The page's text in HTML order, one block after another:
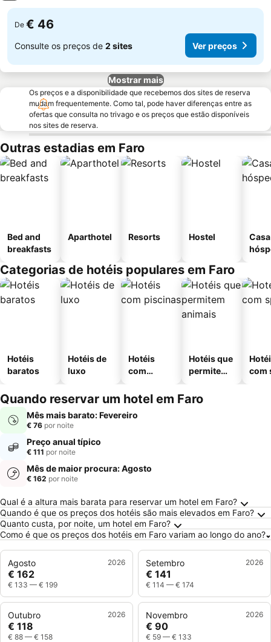
De € 46
Consulte os preços de 2 sites Ver preços
Mostrar mais
Os preços e a disponibilidade que recebemos dos sites de reserva
mudam frequentemente. Como tal, pode haver diferenças entre as
ofertas que consulta no trivago e os preços que estão disponíveis
nos sites de reserva.
Outras estadias em Faro
Bed and
breakfasts
Aparthotel Resorts Hostel
Categorias de hotéis populares em Faro
Hotéis
baratos
Hotéis de
luxo
Hotéis
com
Hotéis que
permitem
com
Quando reservar um hotel em Faro
Mês mais barato: Fevereiro
€ 76 por noite
Preço anual típico
€ 111 por noite
Mês de maior procura: Agosto
€ 162 por noite
Perguntas Frequentes sobre Faro
Qual é a altura mais barata para reservar um hotel em Faro?
Quando é que os preços dos hotéis são mais elevados em Faro?
Quanto custa, por noite, um hotel em Faro?
Como é que os preços dos hotéis em Faro variam ao longo do ano?
Agosto 2026
€ 162
€ 133 — € 199
Setembro 2026
€ 141
€ 114 — € 174
Outubro 2026
€ 118
€ 88 — € 158
Novembro 2026
€ 90
€ 59 — € 133